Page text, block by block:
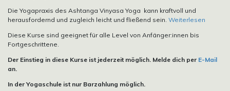
Die Yogapraxis des Ashtanga Vinyasa Yoga kann kraftvoll und
herausfordernd und zugleich leicht und fließend sein. Weiterlesen
Diese Kurse sind geeignet für alle Level von Anfänger:innen bis
Fortgeschrittene.
Der Einstieg in diese Kurse ist jederzeit möglich. Melde dich per E-Mail
an.
In der Yogaschule ist nur Barzahlung möglich.